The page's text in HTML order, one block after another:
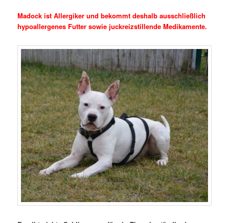
Madock ist Allergiker und bekommt deshalb ausschließlich
hypoallergenes Futter sowie juckreizstillende Medikamente.